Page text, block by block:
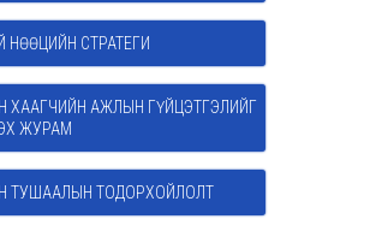
НӨӨЦИЙН СТРАТЕГИ
ХААГЧИЙН АЖЛЫН ГҮЙЦЭТГЭЛИЙГ
ЖУРАМ
ТУШААЛЫН ТОДОРХОЙЛОЛТ